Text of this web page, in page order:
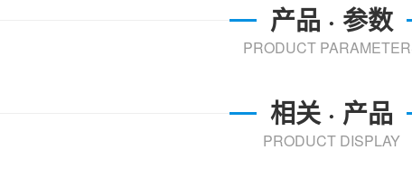
产品 · 参数
PRODUCT
相关 · 产品
PRODUCT DISPLAY